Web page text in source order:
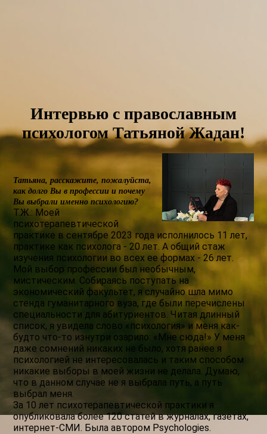
Интервью с православным
психологом Татьяной Жадан!
Татьяна, расскажите, пожалуйста,
как долго Вы в профессии и почему
Вы выбрали именно психологию?
Т.Ж.: Моей
психотерапевтической
практике в сентябре 2023 года исполнилось 11 лет,
практике как психолога - 20 лет. А общий стаж
изучения психологии во всех ее формах - 26 лет.
Мой выбор профессии был необычным,
мистическим. Собираясь поступать на
экономический факультет, я случайно шла мимо
стенда гуманитарного вуза, где были перечислены
специальности для абитуриентов. Читая длинный
список, я увидела слово «психология» и меня как-
будто что-то изнутри озарило: «Мне сюда!» У меня
даже сомнений никаких не было, хотя ранее я
психологией не интересовалась и таким способом
никакие выборы в моей жизни не делала. Думаю,
что в данном случае не я выбрала путь, а путь
выбрал меня.
За 10 лет психотерапевтической практики я
опубликовала более 120 статей в журналах, газетах,
интернет-СМИ. Была автором Psychologies.